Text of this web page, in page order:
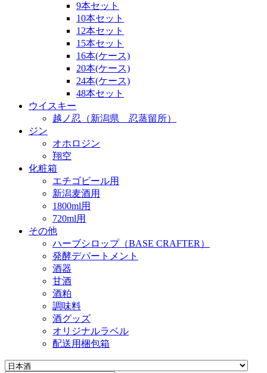
9本セット
10本セット
12本セット
15本セット
16本(ケース)
20本(ケース)
24本(ケース)
48本セット
ウイスキー
越ノ忍（新潟県 忍蒸留所）
ジン
オホロジン
翔空
化粧箱
エチゴビール用
新潟麦酒用
1800ml用
720ml用
その他
ハーブシロップ（BASE CRAFTER）
発酵デパートメント
酒器
甘酒
酒粕
調味料
酒グッズ
オリジナルラベル
配送用梱包箱